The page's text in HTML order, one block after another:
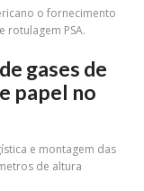
o fornecimento
rotulagem PSA.
gases de
papel no
e montagem das
de altura